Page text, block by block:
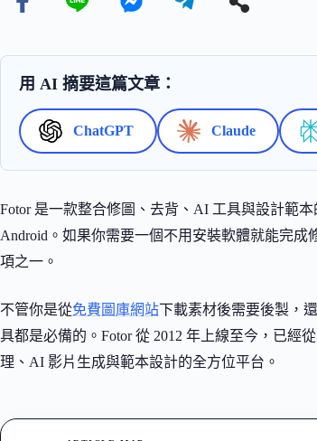
用 AI 摘要這篇文章：
ChatGPT Claude
Fotor 是一款整合修圖、去背、AI 工具與設計範
Android。如果你需要一個不用安裝軟體就能完
項之一。
不管你是從免費圖庫網站下載素材後需要後製，
具都是必備的。Fotor 從 2012 年上線至今，已經
理、AI 影片生成與範本設計的全方位平台。